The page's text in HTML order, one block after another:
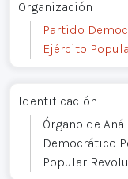
Organización
Partido
Ejército
Identificación
Órgano de
Democrático
Popular